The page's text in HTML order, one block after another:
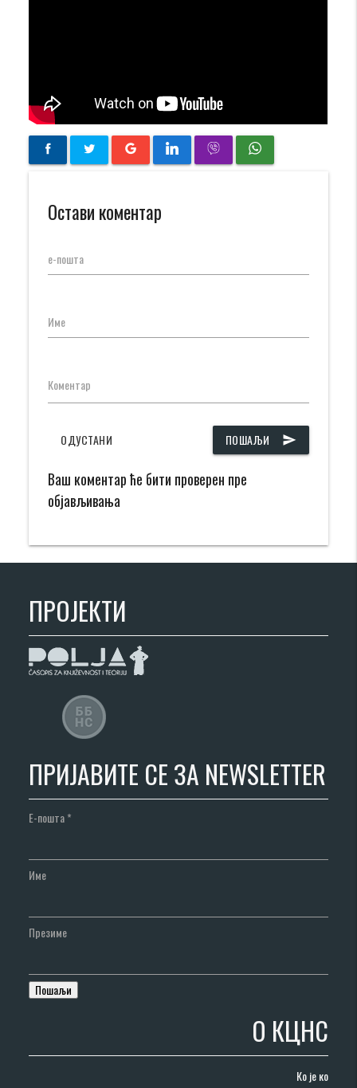
Остави коментар
е-пошта
Име
Коментар
ПОШАЉИ send
ОДУСТАНИ
Ваш коментар ће бити проверен пре
објављивања
ПРОЈЕКТИ
ПРИЈАВИТЕ СЕ ЗА NEWSLETTER
Е-пошта*
Име
Презиме
О КЦНС
Ко је ко